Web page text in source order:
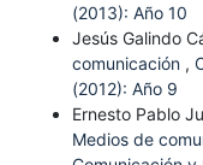
(2013): Año 10
Jesús Galindo
comunicación ,
(2012): Año 9
Ernesto Pablo
Medios de